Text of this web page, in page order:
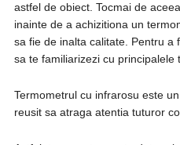
astfel de obiect. Tocmai de
inainte de a achizitiona un
sa fie de inalta calitate. Pentru a
sa te familiarizezi cu principalele
Termometrul cu infrarosu este
reusit sa atraga atentia tuturor